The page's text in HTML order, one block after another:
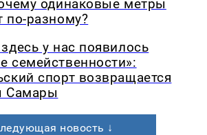
одинаковые метры
по-разному?
у нас появилось
семейственности»:
спорт возвращается
Самары
новость ↓